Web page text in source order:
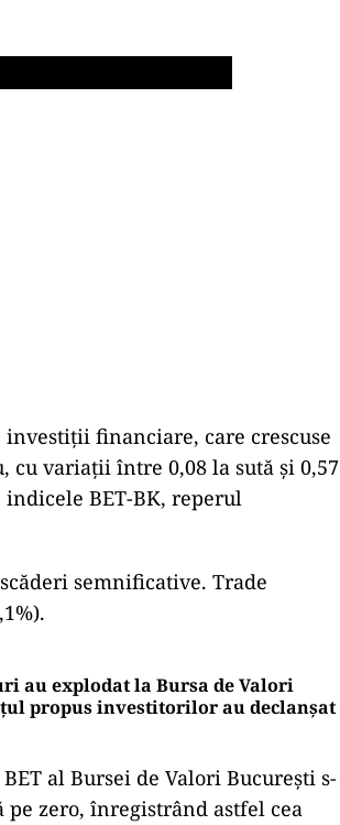
financiare, care crescuse
cu variații între 0,08 la sută și 0,57
BET-BK, reperul
semnificative. Trade
au explodat la Bursa de Valori
propus investitorilor au declanșat
al Bursei de Valori Bucureşti s-
pe zero, înregistrând astfel cea